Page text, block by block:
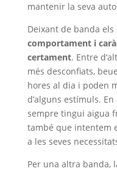
mantenir la seva
Deixant de banda els
comportament i
certament. Entre
més desconfiats,
hores al dia i poden
d’alguns estímuls.
sempre tingui aigua
també que intentem
a les seves
Per una altra banda,